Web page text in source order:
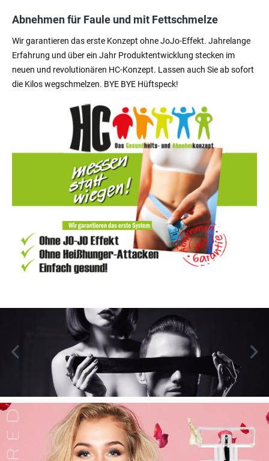
Abnehmen für Faule und mit Fettschmelze
Wir garantieren das erste Konzept ohne JoJo-Effekt. Jahrelange
Erfahrung und über ein Jahr Produktentwicklung stecken im
neuen und revolutionären HC-Konzept. Lassen auch Sie ab sofort
die Kilos wegschmelzen. BYE BYE Hüftspeck!